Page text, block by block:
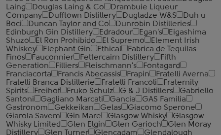
Laing
Douglas Laing & Co
Drambuie Liqueur
Company
Dufftown Distillery Dugladze W&S
Duh u
Boci
Duncan Taylor and Co
Dunrobin Distilleries
Edinburgh Gin Distillery
Edradour Egan's
Eigashima
Shuzo
El Ron Prohibido El Supremo
Element Irish
Whiskey
Elephant Gin Ethical
Fabrica de Tequilas
Finos
Fauconnier Fettercairn Distillery
Fifth
Generation
Filliers Fleischmann's
Fontagard
Franciacorta
Francis Abecassis Frapin
Fratelli Averna
Fratelli Branca Distillerie
Fratelli ‎Francoli
Fraternity
Spirits
Freihof Fruko Schulz G & J Distillers
Gabriello
Santoni
Gagliano Marcati Gancia
GAS Familia
Gastronom
Gekkeikan Gelas
Giacomo Sperone
Giarola Savem
Gin Mare Glasgow Whisky
Glasgow
Whisky Limited
Glen Elgin Glen Garioch
Glen Moray
Distillery
Glen Turner Glencadam
Glendalough